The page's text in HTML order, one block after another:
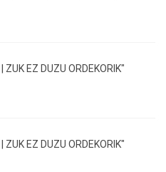
ZUK EZ DUZU ORDEKORIK"
ZUK EZ DUZU ORDEKORIK"